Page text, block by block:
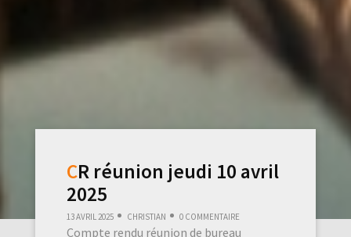
CR réunion jeudi 10 avril
2025
13 avril 2025 Christian
0 commentaire
Compte rendu réunion de bureau